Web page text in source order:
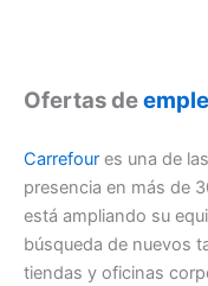
Ofertas de
Carrefour es una de
presencia en más de
está ampliando su
búsqueda de nuevos
tiendas y oficinas